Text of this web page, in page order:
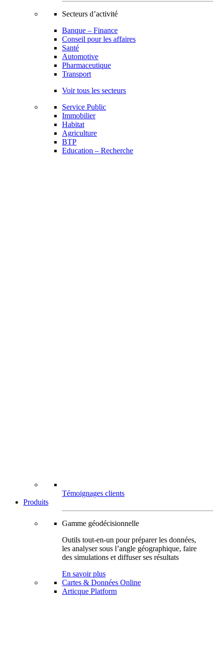
Secteurs d’activité
Banque – Finance
Conseil pour les affaires
Santé
Automotive
Pharmaceutique
Transport
Voir tous les secteurs
Service Public
Immobilier
Habitat
Agriculture
BTP
Education – Recherche
Témoignages clients
Produits
Gamme géodécisionnelle
Outils tout-en-un pour préparer les données,
les analyser sous l’angle géographique, faire
des simulations et diffuser ses résultats
En savoir plus
Cartes & Données Online
Articque Platform